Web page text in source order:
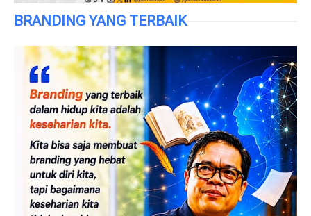
BRANDING YANG TERBAIK